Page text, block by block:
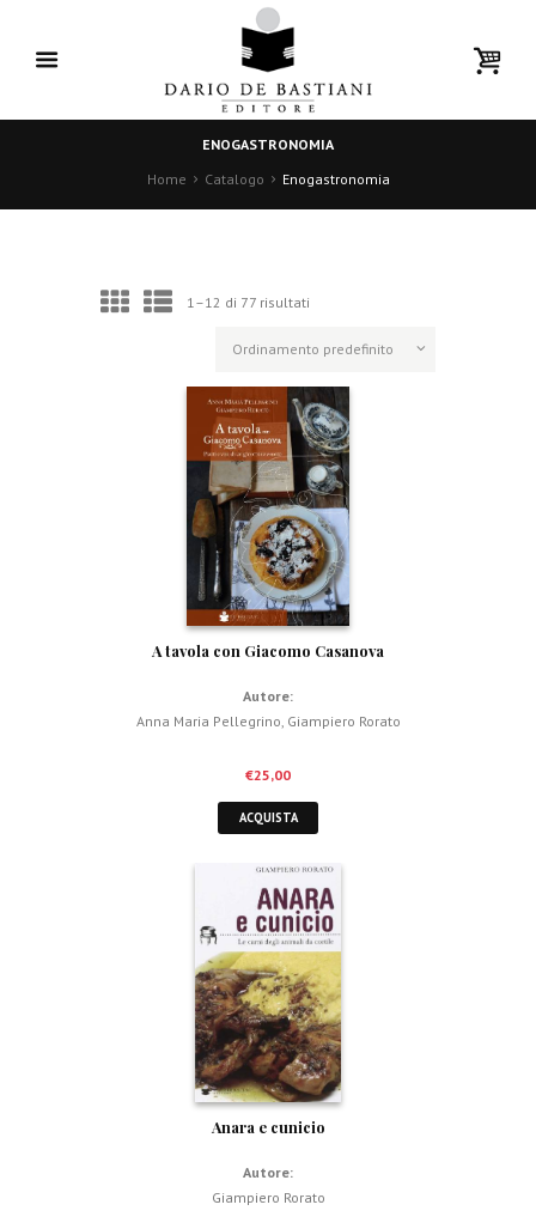
ENOGASTRONOMIA
Home
Catalogo Enogastronomia
1–12 di 77 risultati
A tavola con Giacomo Casanova
Autore:
Anna Maria Pellegrino, Giampiero Rorato
€25,00
ACQUISTA
Anara e cunicio
Autore:
Giampiero Rorato